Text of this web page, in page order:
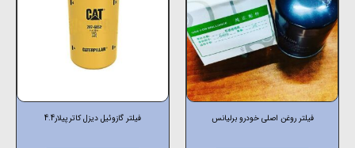
فیلتر روغن اصلی خودرو برلیانس فیلتر گازوئیل دیزل کاترپیلار4.4